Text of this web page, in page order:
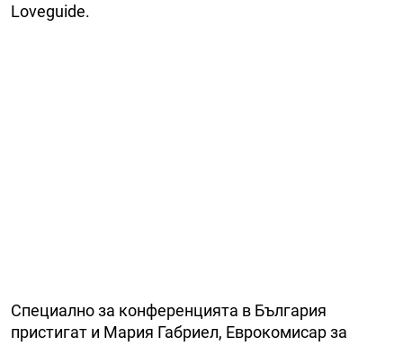
Loveguide.
Специално за конференцията в България
пристигат и Мария Габриел, Еврокомисар за